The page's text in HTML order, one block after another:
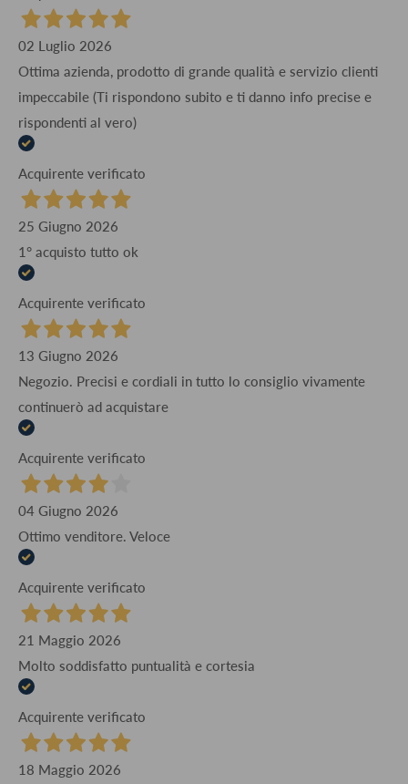
02 Luglio 2026
Ottima azienda, prodotto di grande qualità e servizio clienti
impeccabile (Ti rispondono subito e ti danno info precise e
rispondenti al vero)
Acquirente verificato
25 Giugno 2026
1° acquisto tutto ok
Acquirente verificato
13 Giugno 2026
Negozio. Precisi e cordiali in tutto lo consiglio vivamente
continuerò ad acquistare
Acquirente verificato
04 Giugno 2026
Ottimo venditore. Veloce
Acquirente verificato
21 Maggio 2026
Molto soddisfatto puntualità e cortesia
Acquirente verificato
18 Maggio 2026